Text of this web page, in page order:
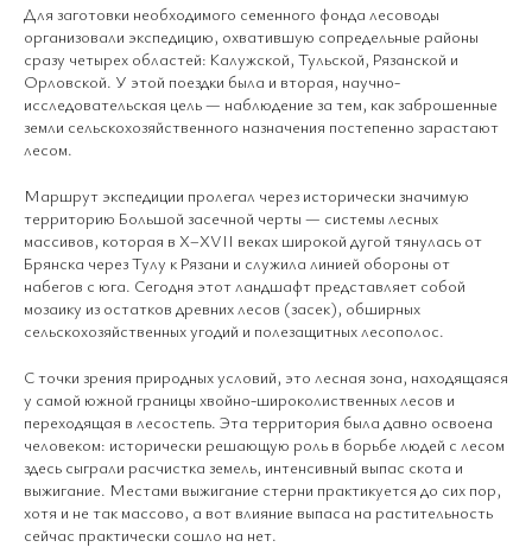
Для заготовки необходимого семенного фонда лесоводы
организовали экспедицию, охватившую сопредельные районы
сразу четырех областей: Калужской, Тульской, Рязанской и
Орловской. У этой поездки была и вторая, научно-
исследовательская цель — наблюдение за тем, как заброшенные
земли сельскохозяйственного назначения постепенно зарастают
лесом.
Маршрут экспедиции пролегал через исторически значимую
территорию Большой засечной черты — системы лесных
массивов, которая в X–XVII веках широкой дугой тянулась от
Брянска через Тулу к Рязани и служила линией обороны от
набегов с юга. Сегодня этот ландшафт представляет собой
мозаику из остатков древних лесов (засек), обширных
сельскохозяйственных угодий и полезащитных лесополос.
С точки зрения природных условий, это лесная зона, находящаяся
у самой южной границы хвойно-широколиственных лесов и
переходящая в лесостепь. Эта территория была давно освоена
человеком: исторически решающую роль в борьбе людей с лесом
здесь сыграли расчистка земель, интенсивный выпас скота и
выжигание. Местами выжигание стерни практикуется до сих пор,
хотя и не так массово, а вот влияние выпаса на растительность
сейчас практически сошло на нет.